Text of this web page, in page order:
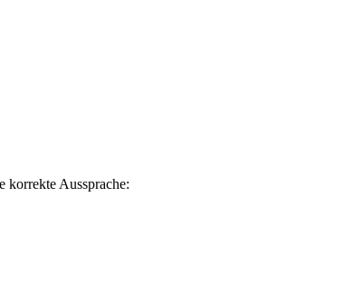
korrekte Aussprache: